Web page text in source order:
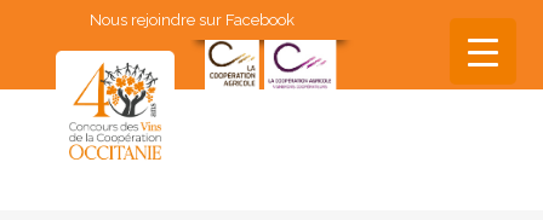
Nous rejoindre sur Facebook